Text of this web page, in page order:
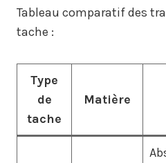
Tableau comparatif des
tache :
Type
de
tache
Matière